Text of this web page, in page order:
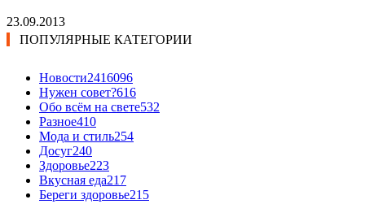
23.09.2013
ПОПУЛЯРНЫЕ КАТЕГОРИИ
Новости2416096
Нужен совет?616
Обо всём на свете532
Разное410
Мода и стиль254
Досуг240
Здоровье223
Вкусная еда217
Береги здоровье215